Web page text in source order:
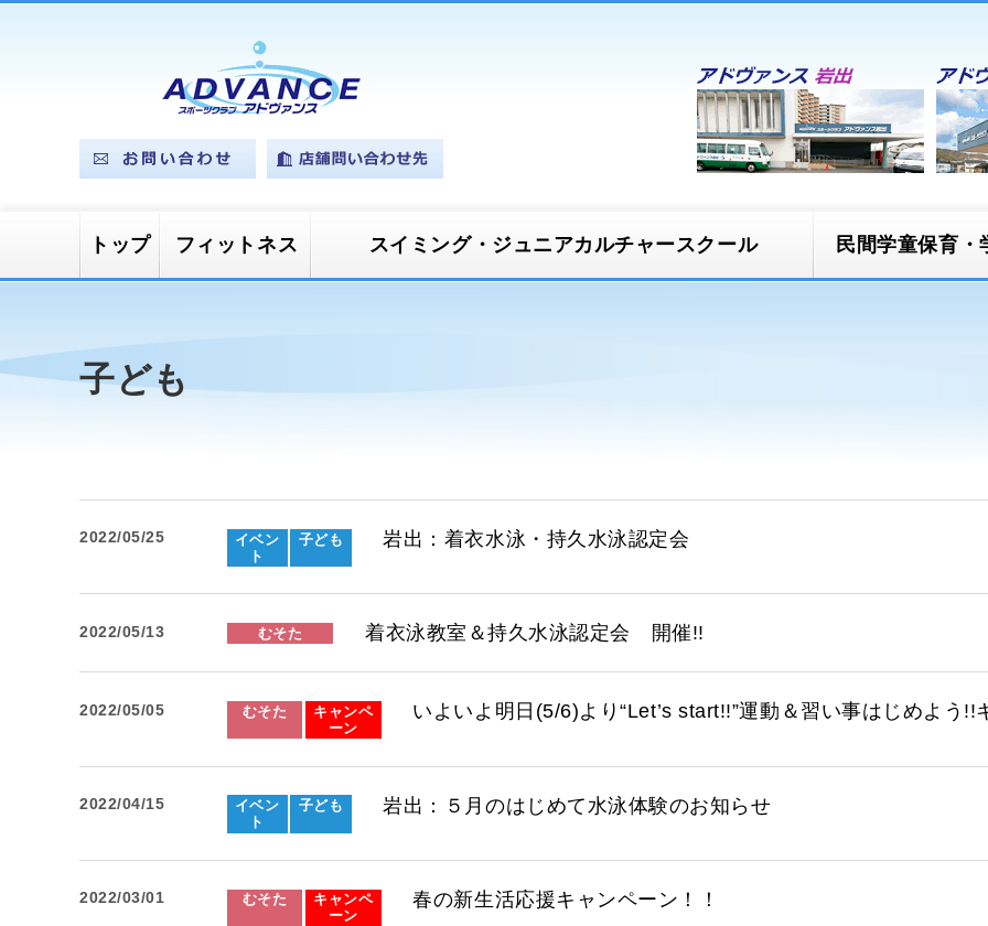
トップ フィットネス スイミング・ジュニアカルチャースクール 民間学童保育・
子ども
2022/05/25
イベン
ト
子ども 岩出：着衣水泳・持久水泳認定会
2022/05/13 むそた 着衣泳教室＆持久水泳認定会 開催!!
2022/05/05 むそた
キャンペ
ーン
いよいよ明日(5/6)より“Let’s start!!”運動＆習い事はじめよう!!
2022/04/15
イベン
ト
子ども 岩出：５月のはじめて水泳体験のお知らせ
2022/03/01 むそた
キャンペ
ーン
春の新生活応援キャンペーン！！